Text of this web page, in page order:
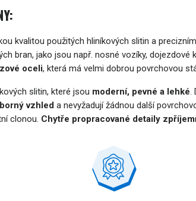
kvalitou použitých hliníkových slitin a precizním
bran, jako jsou např. nosné vozíky, dojezdové
oceli, která má velmi dobrou povrchovou
slitin, které jsou moderní, pevné a lehké.
vzhled a nevyžadují žádnou další
clonou. Chytře propracované detaily